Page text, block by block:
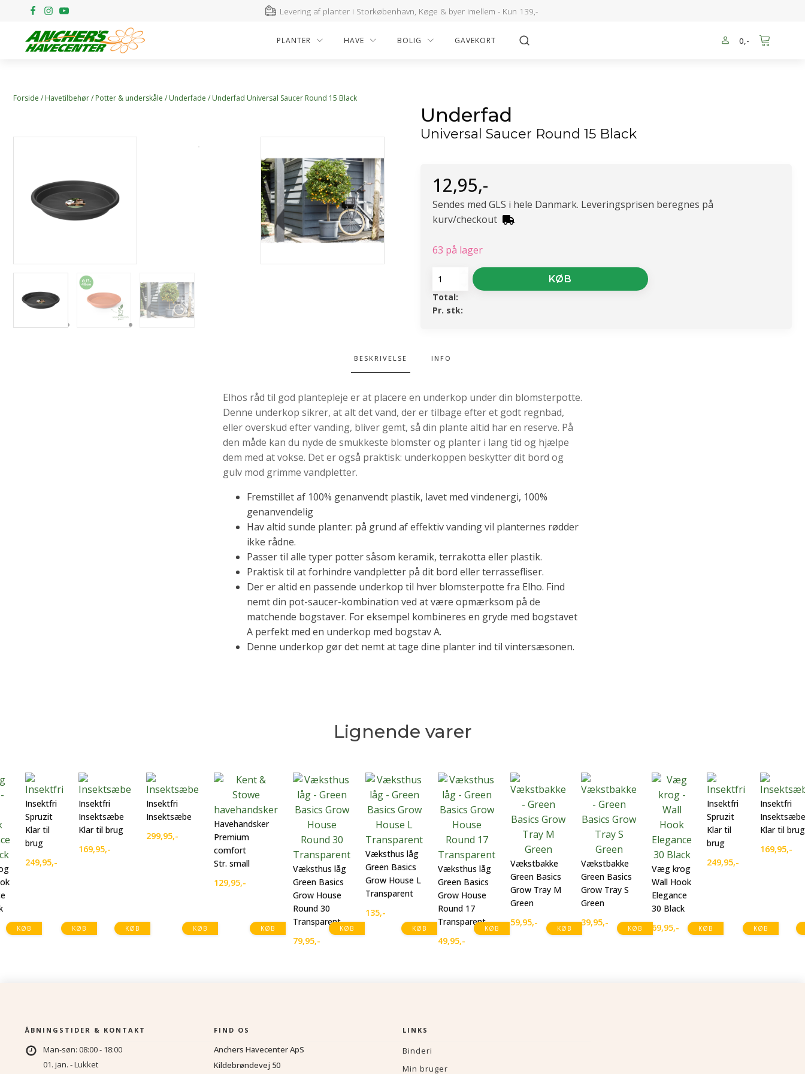
Levering af planter i Storkøbenhavn, Køge & byer imellem - Kun 139,-
PLANTER HAVE BOLIG GAVEKORT 0,-
Forside / Havetilbehør/ Potter & underskåle / Underfade / Underfad Universal Saucer Round 15 Black
Underfad
Universal Saucer Round 15 Black
12,95,-
Sendes med GLS i hele Danmark. Leveringsprisen beregnes på
kurv/checkout
63 på lager
Underfad
Universal
Saucer
antal
KØB
Total:
Pr. stk:
BESKRIVELSE INFO
Elhos råd til god plantepleje er at placere en underkop under din blomsterpotte.
Denne underkop sikrer, at alt det vand, der er tilbage efter et godt regnbad,
eller overskud efter vanding, bliver gemt, så din plante altid har en reserve. På
den måde kan du nyde de smukkeste blomster og planter i lang tid og hjælpe
dem med at vokse. Det er også praktisk: underkoppen beskytter dit bord og
gulv mod grimme vandpletter.
Fremstillet af 100% genanvendt plastik, lavet med vindenergi, 100%
genanvendelig
Hav altid sunde planter: på grund af effektiv vanding vil planternes rødder
ikke rådne.
Passer til alle typer potter såsom keramik, terrakotta eller plastik.
Praktisk til at forhindre vandpletter på dit bord eller terrassefliser.
Der er altid en passende underkop til hver blomsterpotte fra Elho. Find
nemt din pot-saucer-kombination ved at være opmærksom på de
matchende bogstaver. For eksempel kombineres en gryde med bogstavet
A perfekt med en underkop med bogstav A.
Denne underkop gør det nemt at tage dine planter ind til vintersæsonen.
Lignende varer
KØB KØB
Insektfri
Spruzit
Klar til
brug
249,95,-
KØB
Insektfri
Insektsæbe
Klar til brug
169,95,-
KØB
Insektfri
Insektsæbe
299,95,-
KØB
Havehandsker
Premium
comfort
Str. small
129,95,-
KØB
Væksthus låg
Green Basics
Grow House
Round 30
Transparent
79,95,-
KØB
Væksthus låg
Green Basics
Grow House L
Transparent
135,-
KØB
Væksthus låg
Green Basics
Grow House
Round 17
Transparent
49,95,-
KØB
Vækstbakke
Green Basics
Grow Tray M
Green
59,95,-
KØB
Vækstbakke
Green Basics
Grow Tray S
Green
39,95,-
KØB
Væg krog
Wall Hook
Elegance
30 Black
69,95,- KØB
Insektfri
Spruzit
Klar til
brug
249,95,-
Insektfri
Insektsæbe
Klar til brug
169,95,-
ÅBNINGSTIDER & KONTAKT
Man-søn: 08:00 - 18:00
01. jan. - Lukket
FIND OS
Anchers Havecenter ApS
Kildebrøndevej 50
LINKS
Binderi
Min bruger